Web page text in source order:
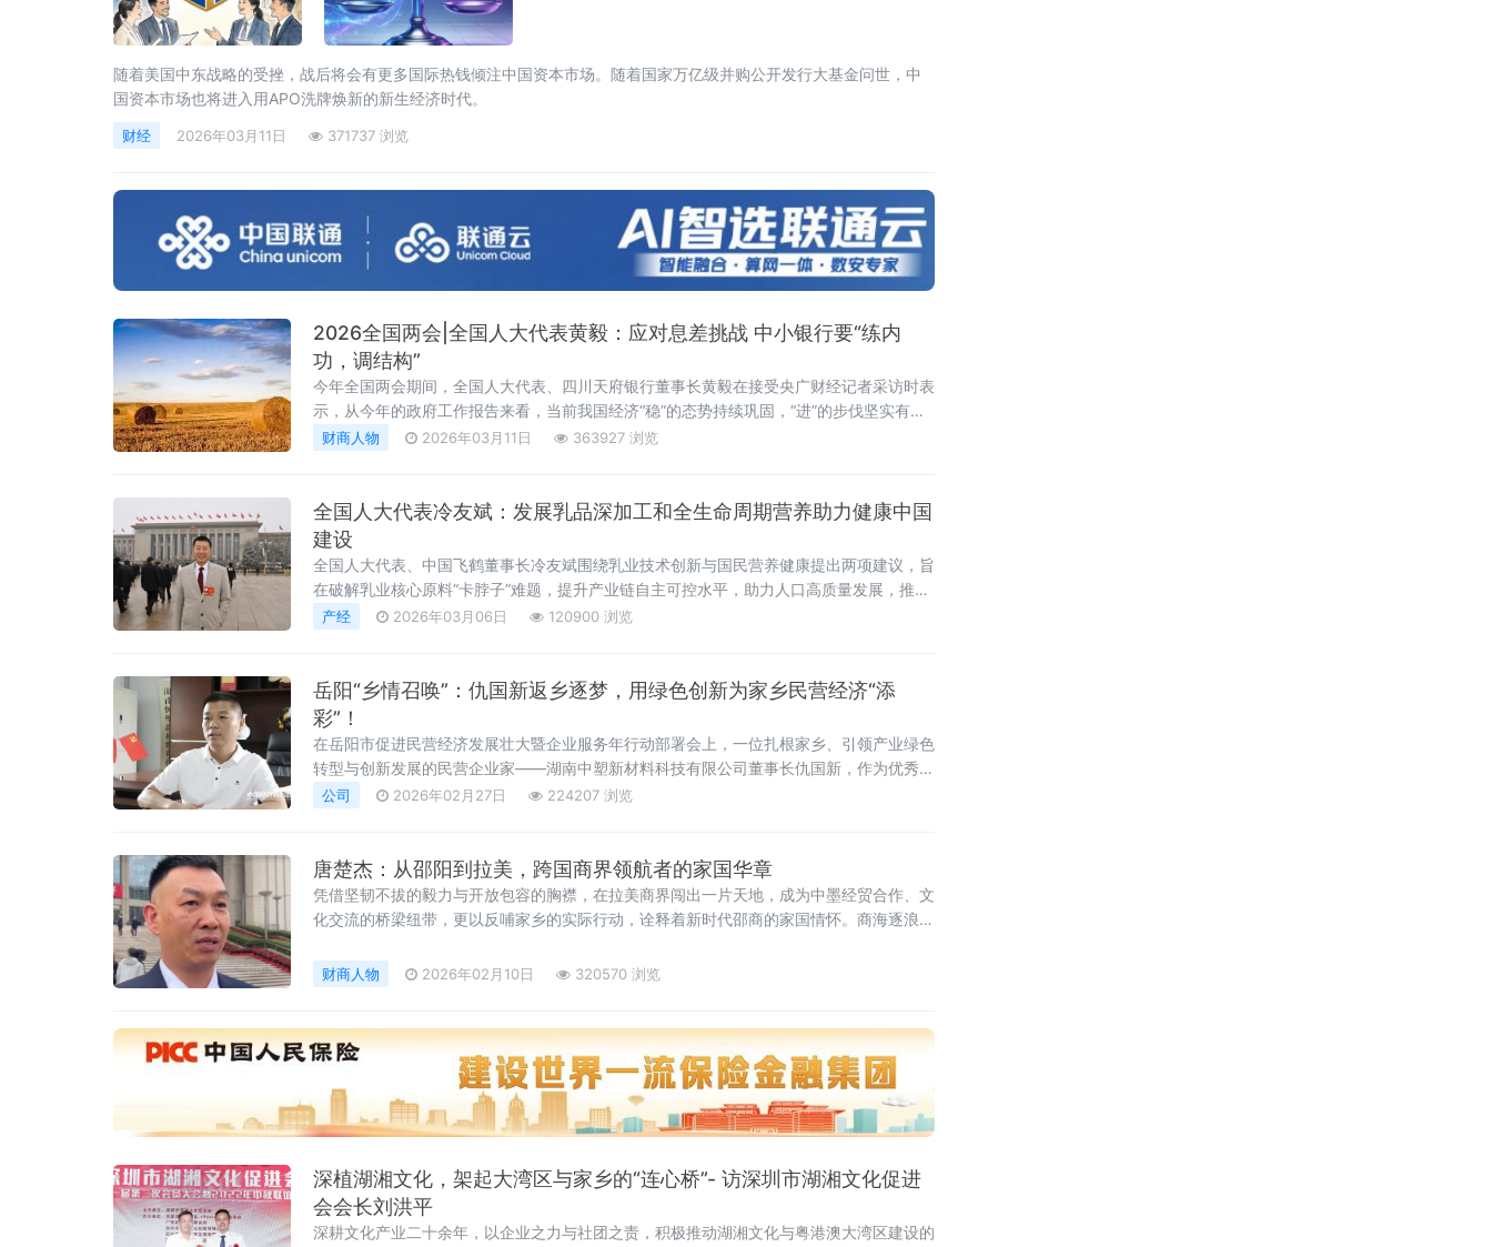
随着美国中东战略的受挫，战后将会有更多国际热钱倾注中国资本市场。随着国家万亿级并购公开发行大基金问世，中
国资本市场也将进入用APO洗牌焕新的新生经济时代。
财经 2026年03月11日 371737 浏览
2026全国两会|全国人大代表黄毅：应对息差挑战 中小银行要“练内
功，调结构”
今年全国两会期间，全国人大代表、四川天府银行董事长黄毅在接受央广财经记者采访时表
示，从今年的政府工作报告来看，当前我国经济“稳”的态势持续巩固，“进”的步伐坚实有
力。
财商人物 2026年03月11日 363927 浏览
全国人大代表冷友斌：发展乳品深加工和全生命周期营养助力健康中国
建设
全国人大代表、中国飞鹤董事长冷友斌围绕乳业技术创新与国民营养健康提出两项建议，旨
在破解乳业核心原料“卡脖子”难题，提升产业链自主可控水平，助力人口高质量发展，推进
健康中国建设。近一半成年人蛋白质摄入不足，建议加强蛋白营养膳食指导与认知提升蛋白
产经 2026年03月06日 120900 浏览
岳阳“乡情召唤”：仇国新返乡逐梦，用绿色创新为家乡民营经济“添
彩”！
在岳阳市促进民营经济发展壮大暨企业服务年行动部署会上，一位扎根家乡、引领产业绿色
转型与创新发展的民营企业家——湖南中塑新材料科技有限公司董事长仇国新，作为优秀代
表分享了他的实践经历，成为岳阳民营经济发展浪潮中的耀眼“浪花”。乡情召唤，返乡绘就
公司 2026年02月27日 224207 浏览
唐楚杰：从邵阳到拉美，跨国商界领航者的家国华章
凭借坚韧不拔的毅力与开放包容的胸襟，在拉美商界闯出一片天地，成为中墨经贸合作、文
化交流的桥梁纽带，更以反哺家乡的实际行动，诠释着新时代邵商的家国情怀。商海逐浪：
陶，怀揣创业梦想远赴墨西哥
财商人物 2026年02月10日 320570 浏览
深植湖湘文化，架起大湾区与家乡的“连心桥”- 访深圳市湖湘文化促进
会会长刘洪平
深耕文化产业二十余年，以企业之力与社团之责，积极推动湖湘文化与粤港澳大湾区建设的